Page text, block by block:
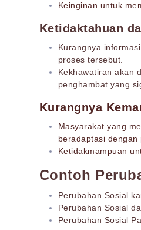
Keinginan untuk
Ketidaktahuan
Kurangnya
proses tersebut.
Kekhawatiran akan
penghambat yang
Kurangnya
Masyarakat yang
beradaptasi dengan
Ketidakmampuan
Contoh
Perubahan Sosial
Perubahan Sosial
Perubahan Sosial